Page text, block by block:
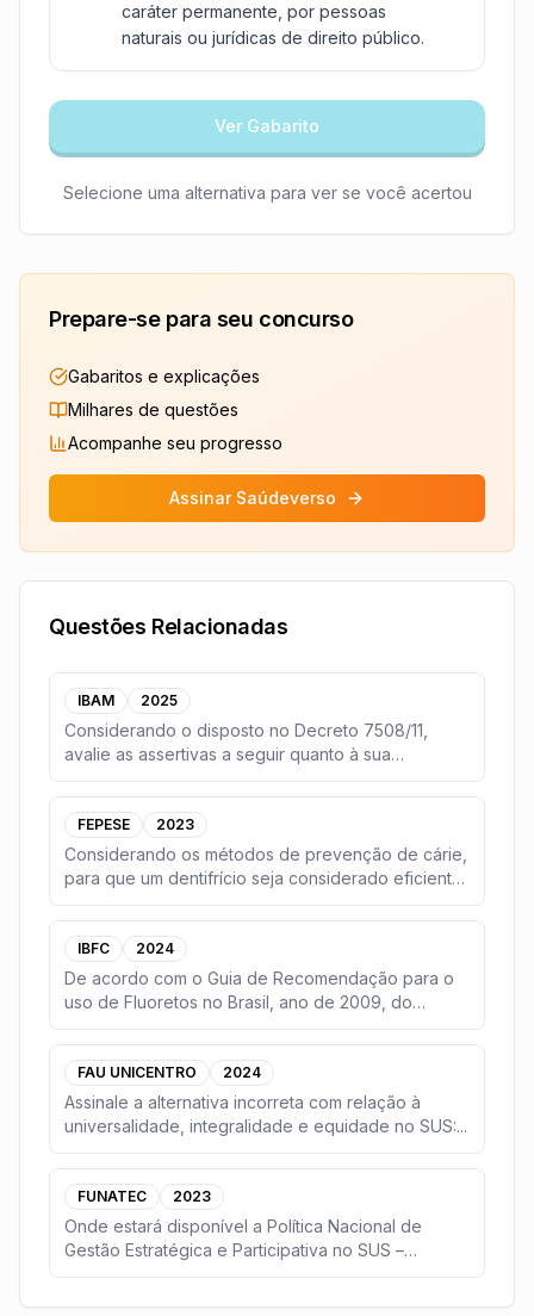
caráter permanente, por pessoas
naturais ou jurídicas de direito público.
Ver Gabarito
Selecione uma alternativa para ver se você acertou
Prepare-se para seu concurso
Gabaritos e explicações
Milhares de questões
Acompanhe seu progresso
Assinar Saúdeverso
Questões Relacionadas
IBAM 2025
Considerando o disposto no Decreto 7508/11,
avalie as assertivas a seguir quanto à sua
veracidade.(...
FEPESE 2023
Considerando os métodos de prevenção de cárie,
para que um dentifrício seja considerado eficiente,
e...
IBFC 2024
De acordo com o Guia de Recomendação para o
uso de Fluoretos no Brasil, ano de 2009, do
Ministério d...
FAU UNICENTRO 2024
Assinale a alternativa incorreta com relação à
universalidade, integralidade e equidade no SUS:...
FUNATEC 2023
Onde estará disponível a Política Nacional de
Gestão Estratégica e Participativa no SUS –
PARTICIPAS...